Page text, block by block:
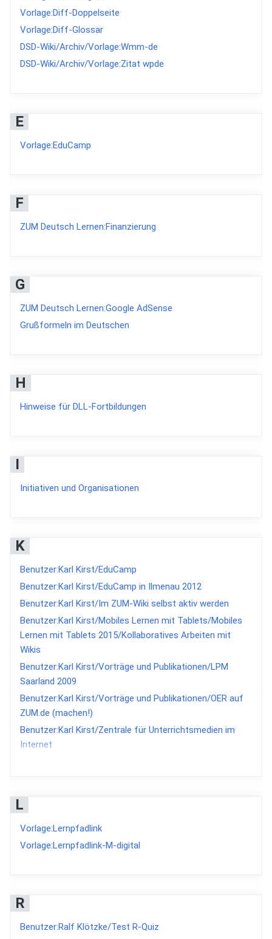
Vorlage:Diff-Doppelseite
Vorlage:Diff-Glossar
DSD-Wiki/Archiv/Vorlage:Wmm-de
DSD-Wiki/Archiv/Vorlage:Zitat wpde
E
Vorlage:EduCamp
F
ZUM Deutsch Lernen:Finanzierung
G
ZUM Deutsch Lernen:Google AdSense
Grußformeln im Deutschen
H
Hinweise für DLL-Fortbildungen
I
Initiativen und Organisationen
K
Benutzer:Karl Kirst/EduCamp
Benutzer:Karl Kirst/EduCamp in Ilmenau 2012
Benutzer:Karl Kirst/Im ZUM-Wiki selbst aktiv werden
Benutzer:Karl Kirst/Mobiles Lernen mit Tablets/Mobiles
Lernen mit Tablets 2015/Kollaboratives Arbeiten mit
Wikis
Benutzer:Karl Kirst/Vorträge und Publikationen/LPM
Saarland 2009
Benutzer:Karl Kirst/Vorträge und Publikationen/OER auf
ZUM.de (machen!)
Benutzer:Karl Kirst/Zentrale für Unterrichtsmedien im
Internet
Benutzer:Karl Kirst/ZUM-
Differenzieren/Physik/Elektrik/Die elektrische Ladung
Benutzer:Karl Kirst/ZUM-
Differenzieren/Physik/Elektrik/Die Influenz
Benutzer:Karl Kirst/ZUM.de/Statistik/Meilensteine im
ZUM-Wiki
Benutzer:Karl Kirst/ZUM.de/ZUM-Treffen/ZUM-Treffen
L
Vorlage:Lernpfadlink
Vorlage:Lernpfadlink-M-digital
R
Benutzer:Ralf Klötzke/Test R-Quiz